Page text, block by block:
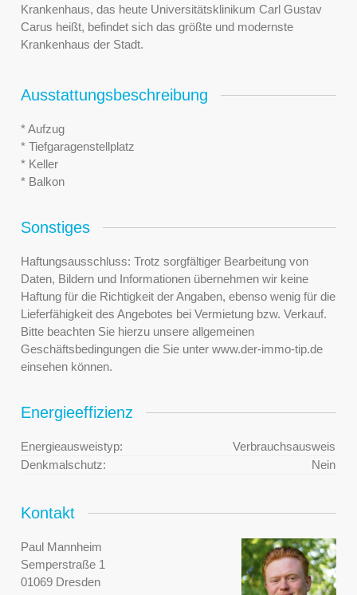
Krankenhaus, das heute Universitätsklinikum Carl Gustav
Carus heißt, befindet sich das größte und modernste
Krankenhaus der Stadt.
Ausstattungsbeschreibung
* Aufzug
* Tiefgaragenstellplatz
* Keller
* Balkon
Sonstiges
Haftungsausschluss: Trotz sorgfältiger Bearbeitung von
Daten, Bildern und Informationen übernehmen wir keine
Haftung für die Richtigkeit der Angaben, ebenso wenig für die
Lieferfähigkeit des Angebotes bei Vermietung bzw. Verkauf.
Bitte beachten Sie hierzu unsere allgemeinen
Geschäftsbedingungen die Sie unter www.der-immo-tip.de
einsehen können.
Energieeffizienz
Energieausweistyp:
Verbrauchsausweis
Denkmalschutz:
Nein
Kontakt
Paul Mannheim
Semperstraße 1
01069 Dresden